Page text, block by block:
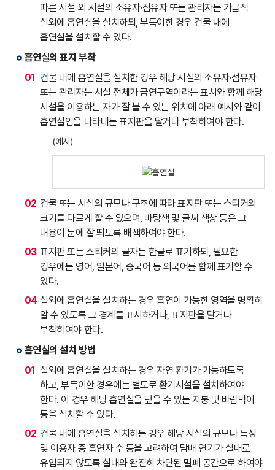
따른 시설 외 시설의 소유자·점유자 또는 관리자는 가급적
실외에 흡연실을 설치하되, 부득이한 경우 건물 내에
흡연실을 설치할 수 있다.
흡연실의 표지 부착
01 건물 내에 흡연실을 설치한 경우 해당 시설의 소유자·점유자
또는 관리자는 시설 전체가 금연구역이라는 표시와 함께 해당
시설을 이용하는 자가 잘 볼 수 있는 위치에 아래 예시와 같이
흡연실임을 나타내는 표지판을 달거나 부착하여야 한다.
(예시)
02 건물 또는 시설의 규모나 구조에 따라 표지판 또는 스티커의
크기를 다르게 할 수 있으며, 바탕색 및 글씨 색상 등은 그
내용이 눈에 잘 띄도록 배색하여야 한다.
03 표지판 또는 스티커의 글자는 한글로 표기하되, 필요한
경우에는 영어, 일본어, 중국어 등 외국어를 함께 표기할 수
있다.
04 실외에 흡연실을 설치하는 경우 흡연이 가능한 영역을 명확히
알 수 있도록 그 경계를 표시하거나, 표지판을 달거나
부착하여야 한다.
흡연실의 설치 방법
01
실외에 흡연실을 설치하는 경우 자연 환기가 가능하도록
하고, 부득이한 경우에는 별도로 환기시설을 설치하여야
한다. 이 경우 해당 흡연실을 덮을 수 있는 지붕 및 바람막이
등을 설치할 수 있다.
02 건물 내에 흡연실을 설치하는 경우 해당 시설의 규모나 특성
및 이용자 중 흡연자 수 등을 고려하여 담배 연기가 실내로
유입되지 않도록 실내와 완전히 차단된 밀폐 공간으로 하여야